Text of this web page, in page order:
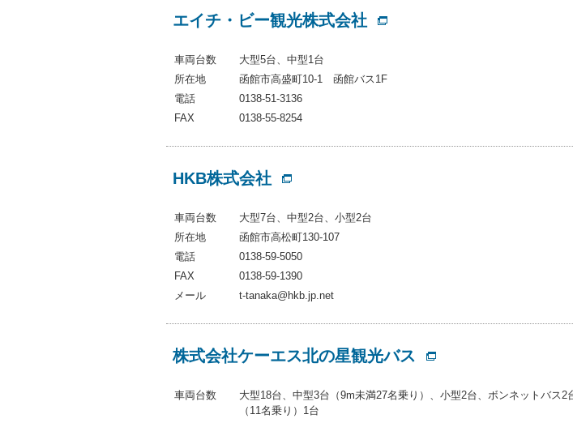
エイチ・ビー観光株式会社
車両台数
大型5台、中型1台
所在地
函館市高盛町10‐1 函館バス1F
電話
0138-51-3136
FAX
0138-55-8254
HKB株式会社
車両台数
大型7台、中型2台、小型2台
所在地
函館市高松町130-107
電話
0138-59-5050
FAX
0138-59-1390
メール
t-tanaka@hkb.jp.net
株式会社ケーエス北の星観光バス
車両台数
大型18台、中型3台（9m未満27名乗り）、小型2台、ボンネットバス2
（11名乗り）1台